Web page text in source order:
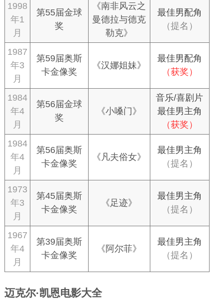
1998
年1
月
第55届金球
奖
《南非风云之
曼德拉与德克
勒克》
最佳男配角
（提名）
1987
年3
月
第59届奥斯
卡金像奖
《汉娜姐妹》
最佳男配角
（获奖）
1984
年4
月
第56届金球
奖
《小嗓门》
音乐/喜剧片
最佳男主角
（获奖）
1984
年4
月
第56届奥斯
卡金像奖
《凡夫俗女》
最佳男主角
（提名）
1973
年3
月
第45届奥斯
卡金像奖
《足迹》
最佳男主角
（提名）
1967
年4
月
第39届奥斯
卡金像奖
《阿尔菲》
最佳男主角
（提名）
迈克尔·凯恩电影大全